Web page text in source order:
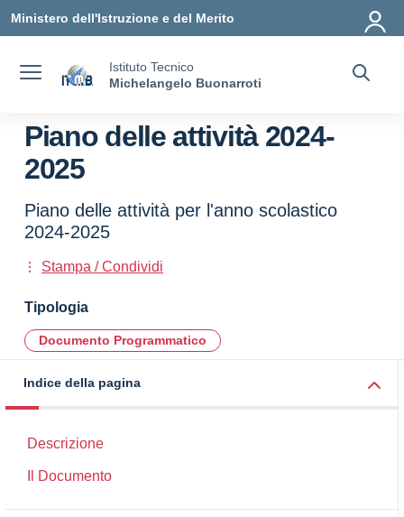
Ministero dell'Istruzione e del Merito
Istituto Tecnico
Michelangelo Buonarroti
Piano delle attività 2024-
2025
Piano delle attività per l'anno scolastico
2024-2025
Stampa / Condividi
Tipologia
Documento Programmatico
Indice della pagina
Descrizione
Il Documento